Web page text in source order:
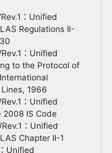
：Unified
Regulations II-
：Unified
to the Protocol of
1966
：Unified
IS Code
：Unified
Chapter II-1
Unified